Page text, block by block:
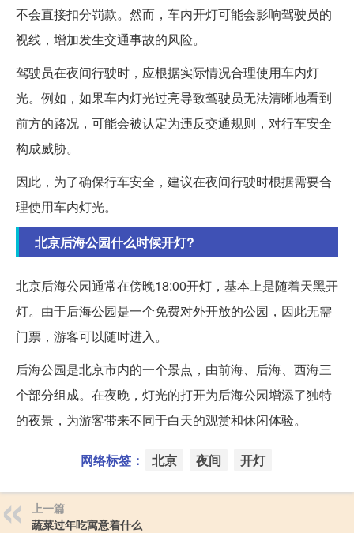
不会直接扣分罚款。然而，车内开灯可能会影响驾驶员的
视线，增加发生交通事故的风险。
驾驶员在夜间行驶时，应根据实际情况合理使用车内灯
光。例如，如果车内灯光过亮导致驾驶员无法清晰地看到
前方的路况，可能会被认定为违反交通规则，对行车安全
构成威胁。
因此，为了确保行车安全，建议在夜间行驶时根据需要合
理使用车内灯光。
北京后海公园什么时候开灯?
北京后海公园通常在傍晚18:00开灯，基本上是随着天黑开
灯。由于后海公园是一个免费对外开放的公园，因此无需
门票，游客可以随时进入。
后海公园是北京市内的一个景点，由前海、后海、西海三
个部分组成。在夜晚，灯光的打开为后海公园增添了独特
的夜景，为游客带来不同于白天的观赏和休闲体验。
网络标签： 北京 夜间 开灯
上一篇
蔬菜过年吃寓意着什么